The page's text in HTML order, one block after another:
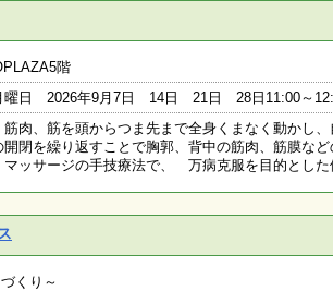
階
曜日 2026年9月7日 14日 21日 28日11:00～
筋肉、筋を頭からつま先まで全身くまなく動かし
開閉を繰り返すことで胸郭、背中の筋肉、筋膜な
マッサージの手技療法で、 万病克服を目的とした
くり～